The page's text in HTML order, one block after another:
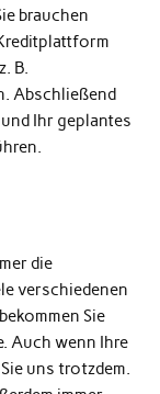
brauchen
B.
Abschließend
Ihr geplantes
die
verschiedenen
Sie
Auch wenn Ihre
uns trotzdem.